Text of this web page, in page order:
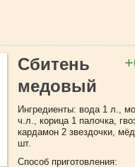
Сбитень
медовый
Ингредиенты: вода 1 л.,
ч.л., корица 1 палочка,
кардамон 2 звездочки,
шт.
Способ приготовления: